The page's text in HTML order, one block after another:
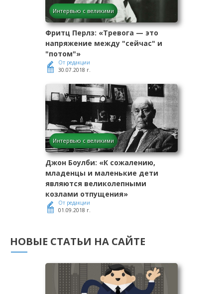
Интервью с великими
Фритц Перлз: «Тревога — это
напряжение между "сейчас" и
"потом"»
От редакции
30.07.2018 г.
Интервью с великими
Джон Боулби: «К сожалению,
младенцы и маленькие дети
являются великолепными
козлами отпущения»
От редакции
01.09.2018 г.
НОВЫЕ СТАТЬИ НА САЙТЕ